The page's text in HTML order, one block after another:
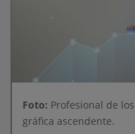
Foto: Profesional de
gráfica ascendente.